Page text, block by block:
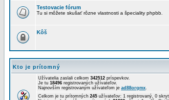
Testovacie fórum
Tu si môžete skušať rôzne vlastnosti a špeciality phpbb.
Kôš
Kto je prítomný
Užívatelia zaslali celkom 342512 príspevkov.
Je tu 18496 registrovaných užívateľov.
Najnovším registrovaným užívateľom je ad88orgmx.
Celkom je tu prítomných 245 užívateľov: 1 registrovaný, 0